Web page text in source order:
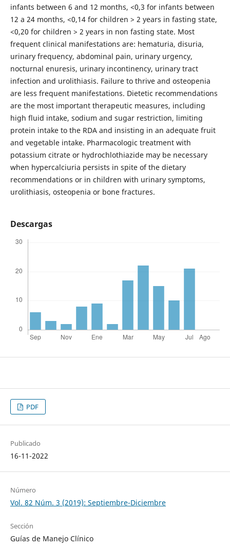
infants between 6 and 12 months, <0,3 for infants between
12 a 24 months, <0,14 for children > 2 years in fasting state,
<0,20 for children > 2 years in non fasting state. Most
frequent clinical manifestations are: hematuria, disuria,
urinary frequency, abdominal pain, urinary urgency,
nocturnal enuresis, urinary incontinency, urinary tract
infection and urolithiasis. Failure to thrive and osteopenia
are less frequent manifestations. Dietetic recommendations
are the most important therapeutic measures, including
high fluid intake, sodium and sugar restriction, limiting
protein intake to the RDA and insisting in an adequate fruit
and vegetable intake. Pharmacologic treatment with
potassium citrate or hydrochlothiazide may be necessary
when hypercalciuria persists in spite of the dietary
recommendations or in children with urinary symptoms,
urolithiasis, osteopenia or bone fractures.
Descargas
PDF
Publicado
16-11-2022
Número
Vol. 82 Núm. 3 (2019): Septiembre-Diciembre
Sección
Guías de Manejo Clínico